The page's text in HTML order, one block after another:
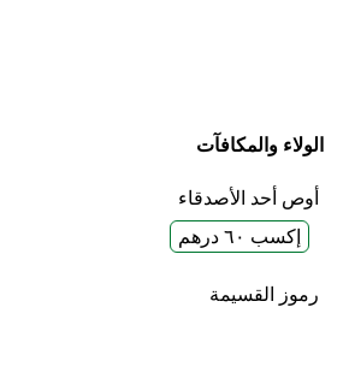
الولاء والمكافآت
أوص أحد الأصدقاء
إكسب ٦٠ درهم
رموز القسيمة